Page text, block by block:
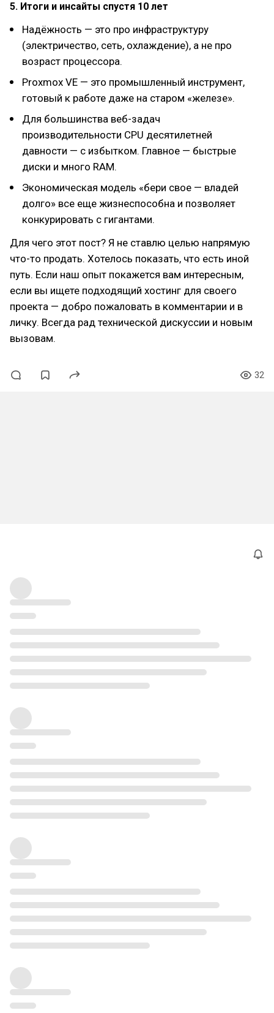
5. Итоги и инсайты спустя 10 лет
Надёжность — это про инфраструктуру
(электричество, сеть, охлаждение), а не про
возраст процессора.
Proxmox VE — это промышленный инструмент,
готовый к работе даже на старом «железе».
Для большинства веб-задач
производительности CPU десятилетней
давности — с избытком. Главное — быстрые
диски и много RAM.
Экономическая модель «бери свое — владей
долго» все еще жизнеспособна и позволяет
конкурировать с гигантами.
Для чего этот пост? Я не ставлю целью напрямую
что-то продать. Хотелось показать, что есть иной
путь. Если наш опыт покажется вам интересным,
если вы ищете подходящий хостинг для своего
проекта — добро пожаловать в комментарии и в
личку. Всегда рад технической дискуссии и новым
вызовам.
32